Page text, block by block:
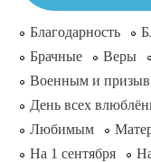
Благодарность
Брачные
Веры
Военным и
День всех
Любимым
На 1 сентября